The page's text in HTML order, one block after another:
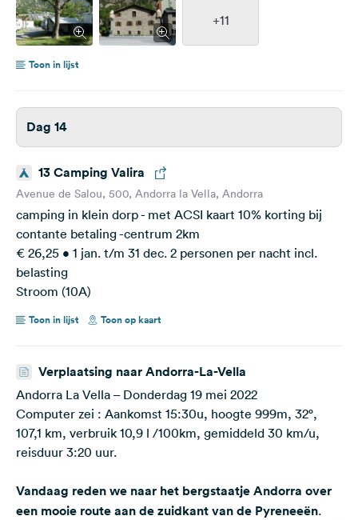
+11
Toon in lijst
Dag 14
13 Camping Valira
Avenue de Salou, 500, Andorra la Vella, Andorra
camping in klein dorp - met ACSI kaart 10% korting bij
contante betaling -centrum 2km
€ 26,25 • 1 jan. t/m 31 dec. 2 personen per nacht incl.
belasting
Stroom (10A)
Toon in lijst Toon op kaart
Verplaatsing naar Andorra-La-Vella
Andorra La Vella – Donderdag 19 mei 2022
Computer zei : Aankomst 15:30u, hoogte 999m, 32°,
107,1 km, verbruik 10,9 l /100km, gemiddeld 30 km/u,
reisduur 3:20 uur.
Vandaag reden we naar het bergstaatje Andorra over
een mooie route aan de zuidkant van de Pyreneeën.